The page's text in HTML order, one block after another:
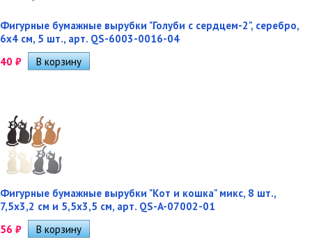
Фигурные бумажные вырубки "Голуби с сердцем-2", серебро,
6х4 см, 5 шт., арт. QS-6003-0016-04
40 ₽
Фигурные бумажные вырубки "Кот и кошка" микс, 8 шт.,
7,5х3,2 см и 5,5х3,5 см, арт. QS-A-07002-01
56 ₽